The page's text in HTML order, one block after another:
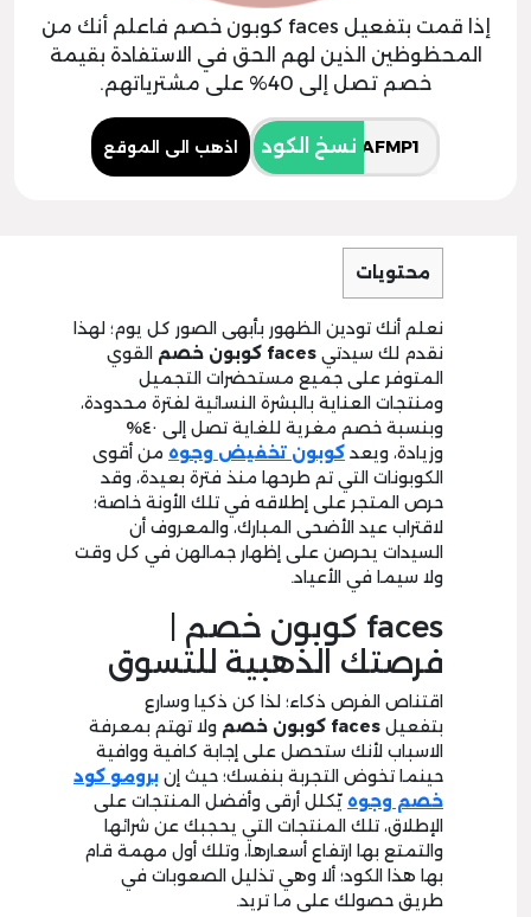
إذا قمت بتفعيل faces كوبون خصم فاعلم أنك من
المحظوظين الذين لهم الحق في الاستفادة بقيمة
خصم تصل إلى 40% على مشترياتهم.
نسخ الكود اذهب الى الموقع
محتويات
نعلم أنك تودين الظهور بأبهى الصور كل يوم؛ لهذا
نقدم لك سيدتي faces كوبون خصم القوي
المتوفر على جميع مستحضرات التجميل
ومنتجات العناية بالبشرة النسائية لفترة محدودة،
وبنسبة خصم مغرية للغاية تصل إلى ٤٠%
وزيادة، ويعد كوبون تخفيض وجوه من أقوى
الكوبونات التي تم طرحها منذ فترة بعيدة، وقد
حرص المتجر على إطلاقه في تلك الأونة خاصة؛
لاقتراب عيد الأضحى المبارك، والمعروف أن
السيدات يحرصن على إظهار جمالهن في كل وقت
ولا سيما في الأعياد.
faces كوبون خصم |
فرصتك الذهبية للتسوق
اقتناص الفرص ذكاء؛ لذا كن ذكيا وسارع
بتفعيل faces كوبون خصم ولا تهتم بمعرفة
الاسباب لأنك ستحصل على إجابة كافية ووافية
حينما تخوض التجربة بنفسك؛ حيث إن برومو كود
خصم وجوه يّكلل أرقى وأفضل المنتجات على
الإطلاق، تلك المنتجات التي يحجبك عن شرائها
والتمتع بها ارتفاع أسعارها، وتلك أول مهمة قام
بها هذا الكود؛ ألا وهي تذليل الصعوبات في
طريق حصولك على ما تريد.